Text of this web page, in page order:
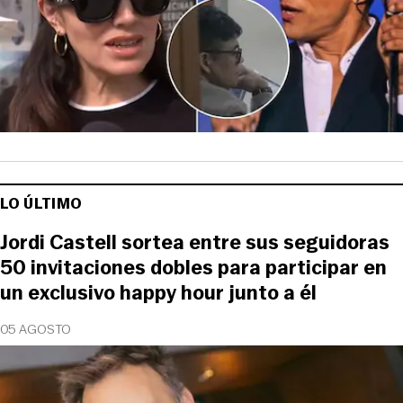
LO ÚLTIMO
05 AGOSTO
Jordi Castell sortea entre sus seguidoras
50 invitaciones dobles para participar en
un exclusivo happy hour junto a él